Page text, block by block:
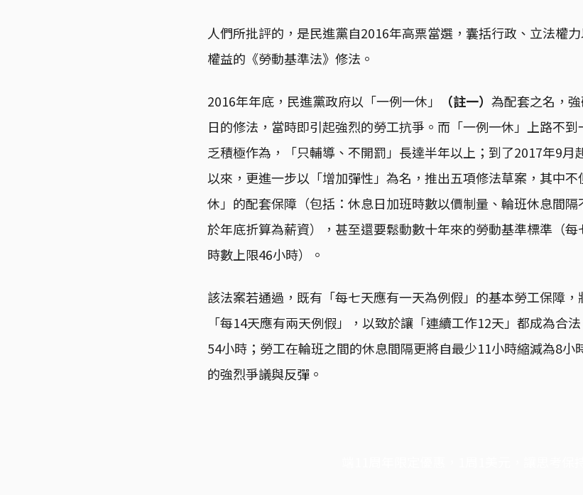
人們所批評的，是民進黨自2016年高票當選，囊括行政、立法權
權益的《勞動基準法》修法。
2016年年底，民進黨政府以「一例一休」 （註一） 為配套之名，
日的修法，當時即引起強烈的勞工抗爭。而「一例一休」上路不
乏積極作為，「只輔導、不開罰」長達半年以上；到了2017年9月
以來，更進一步以「增加彈性」為名，推出五項修法草案，其中
休」的配套保障（包括：休息日加班時數以價制量、輪班休息間
於年底折算為薪資），甚至還要鬆動數十年來的勞動基準標準（
時數上限46小時）。
該法案若通過，既有「每七天應有一天為例假」的基本勞工保障
「每14天應有兩天例假」，以致於讓「連續工作12天」都成為合
54小時；勞工在輪班之間的休息間隔更將自最少11小時縮減為8小
的強烈爭議與反彈。